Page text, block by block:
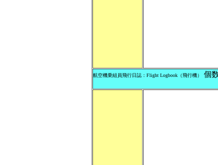
航空機乗組員飛行日誌：Flight Logbook（飛行機） 個